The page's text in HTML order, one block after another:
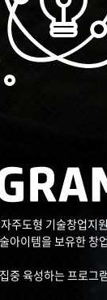
주도형 기술창업지
아이템을 보유한 창
중 육성하는 프로그